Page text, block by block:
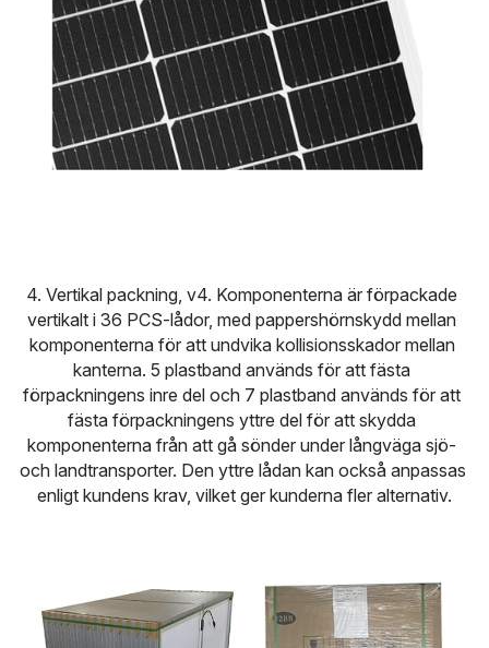
4. Vertikal packning, v4. Komponenterna är förpackade
vertikalt i 36 PCS-lådor, med pappershörnskydd mellan
komponenterna för att undvika kollisionsskador mellan
kanterna. 5 plastband används för att fästa
förpackningens inre del och 7 plastband används för att
fästa förpackningens yttre del för att skydda
komponenterna från att gå sönder under långväga sjö-
och landtransporter. Den yttre lådan kan också anpassas
enligt kundens krav, vilket ger kunderna fler alternativ.